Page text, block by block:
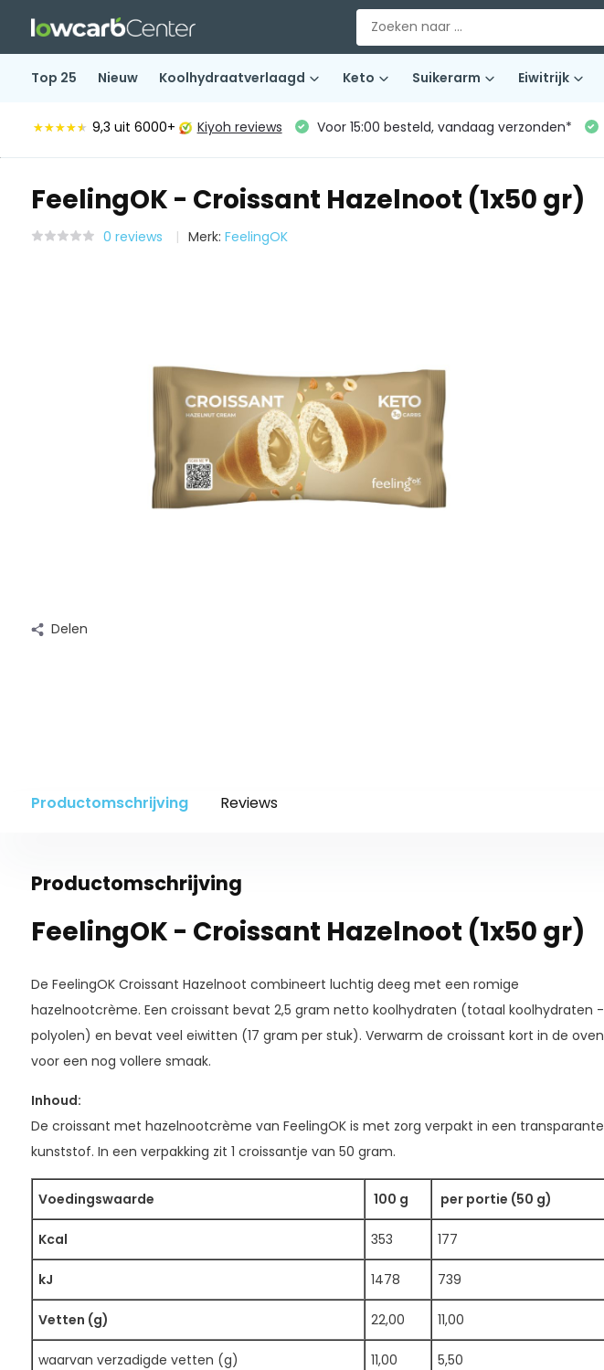
Top 25 Nieuw Koolhydraatverlaagd Keto Suikerarm Eiwitrijk
★★★★★
★★★★★ 9,3 uit 6000+ Kiyoh reviews Voor 15:00 besteld, vandaag verzonden*
FeelingOK - Croissant Hazelnoot (1x50 gr)
0 reviews Merk: FeelingOK
Delen
Productomschrijving Reviews
Productomschrijving
FeelingOK - Croissant Hazelnoot (1x50 gr)
De FeelingOK Croissant Hazelnoot combineert luchtig deeg met een romige
hazelnootcrème. Een croissant bevat 2,5 gram netto koolhydraten (totaal koolhydraten -
polyolen) en bevat veel eiwitten (17 gram per stuk). Verwarm de croissant kort in de oven
voor een nog vollere smaak.
Inhoud:
De croissant met hazelnootcrème van FeelingOK is met zorg verpakt in een transparante
kunststof. In een verpakking zit 1 croissantje van 50 gram.
Voedingswaarde 100 g per portie (50 g)
Kcal 353 177
kJ 1478 739
Vetten (g) 22,00 11,00
waarvan verzadigde vetten (g) 11,00 5,50